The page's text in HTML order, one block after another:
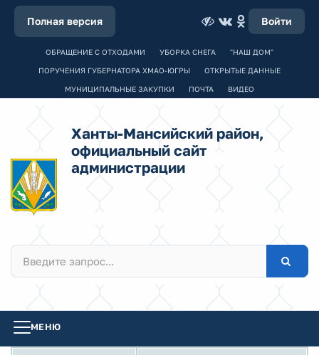
Полная версия Войти
ОБРАЩЕНИЕ С ОТХОДАМИ УБОРКА СНЕГА "НАШ ДОМ"
ПОРУЧЕНИЯ ГУБЕРНАТОРА ХМАО-ЮГРЫ ОТКРЫТЫЕ ДАННЫЕ
МУНИЦИПАЛЬНЫЕ ЗАКУПКИ ПОЧТА ВИДЕО
Ханты-Мансийский район,
официальный сайт
администрации
МЕНЮ